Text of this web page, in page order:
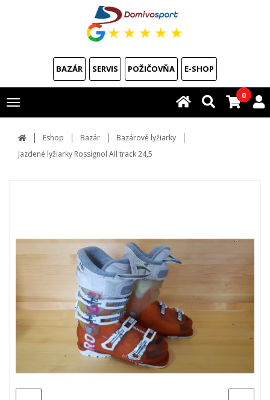
★ ★ ★ ★ ★
BAZÁR SERVIS POŽIČOVŇA E-SHOP
Toggle
navigation
0
Eshop Bazár
Bazárové lyžiarky
Jazdené lyžiarky Rossignol All track 24,5